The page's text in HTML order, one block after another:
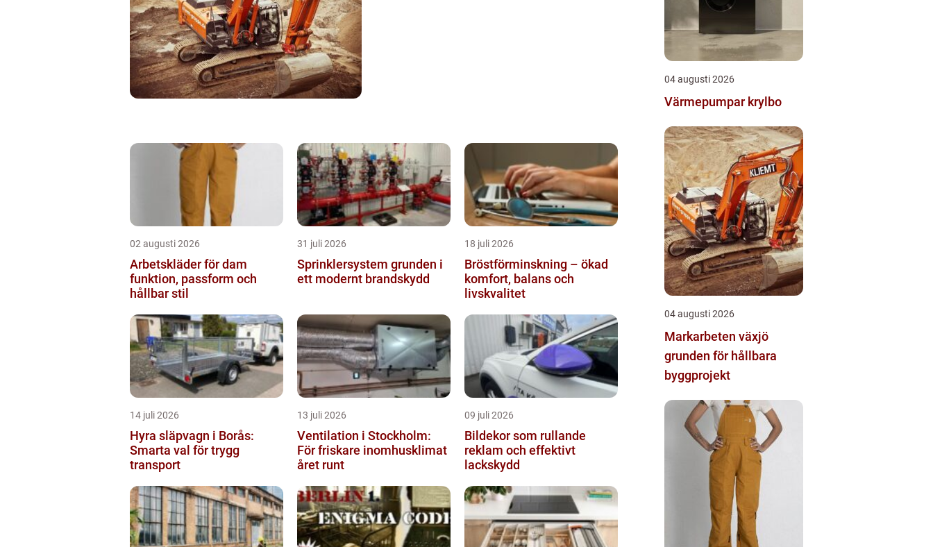
02 augusti 2026
Arbetskläder för dam
funktion, passform och
hållbar stil
31 juli 2026
Sprinklersystem grunden i
ett modernt brandskydd
18 juli 2026
Bröstförminskning – ökad
komfort, balans och
livskvalitet
14 juli 2026
Hyra släpvagn i Borås:
Smarta val för trygg
transport
13 juli 2026
Ventilation i Stockholm:
För friskare inomhusklimat
året runt
09 juli 2026
Bildekor som rullande
reklam och effektivt
lackskydd
04 augusti 2026
Värmepumpar krylbo
04 augusti 2026
Markarbeten växjö
grunden för hållbara
byggprojekt